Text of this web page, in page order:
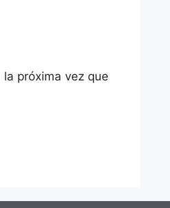
próxima vez que